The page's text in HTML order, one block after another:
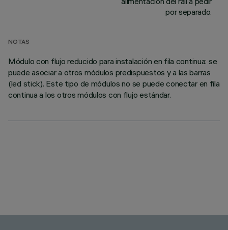
por separado.
NOTAS
Módulo con flujo reducido para instalación en fila continua: se
puede asociar a otros módulos predispuestos y a las barras
(led stick). Este tipo de módulos no se puede conectar en fila
continua a los otros módulos con flujo estándar.